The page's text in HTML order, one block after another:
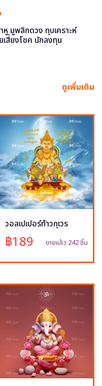
หู มูพลิกดวง ทุบเคราะห์
เสี่ยงโชค นักลงทุน
ดูเพิ่มเติม
วอลเปเปอร์ท้าวกุเวร
฿189 ขายแล้ว 242 ชิ้น